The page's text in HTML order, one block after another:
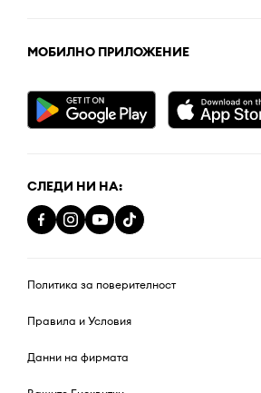
МОБИЛНО ПРИЛОЖЕНИЕ
СЛЕДИ НИ НА:
Политика за поверителност
Правила и Условия
Данни на фирмата